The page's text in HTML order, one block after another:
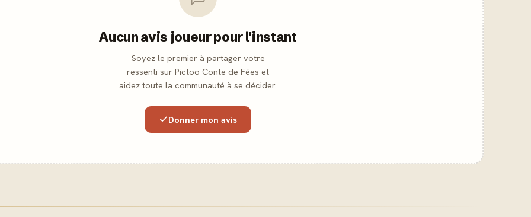
Aucun avis joueur pour l'instant
Soyez le premier à partager votre
ressenti sur Pictoo Conte de Fées et
aidez toute la communauté à se décider.
Donner mon avis